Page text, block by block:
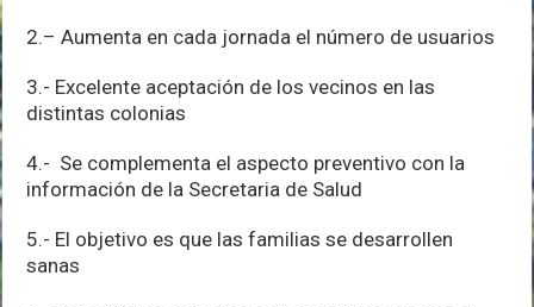
2.– Aumenta en cada jornada el número de usuarios
3.- Excelente aceptación de los vecinos en las
distintas colonias
4.- Se complementa el aspecto preventivo con la
información de la Secretaria de Salud
5.- El objetivo es que las familias se desarrollen
sanas